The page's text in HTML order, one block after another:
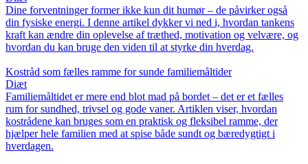
Dine forventninger former ikke kun dit humør – de påvirker også
din fysiske energi. I denne artikel dykker vi ned i, hvordan tankens
kraft kan ændre din oplevelse af træthed, motivation og velvære, og
hvordan du kan bruge den viden til at styrke din hverdag.
Kostråd som fælles ramme for sunde familiemåltider
Diæt
Familiemåltidet er mere end blot mad på bordet – det er et fælles
rum for sundhed, trivsel og gode vaner. Artiklen viser, hvordan
kostrådene kan bruges som en praktisk og fleksibel ramme, der
hjælper hele familien med at spise både sundt og bæredygtigt i
hverdagen.